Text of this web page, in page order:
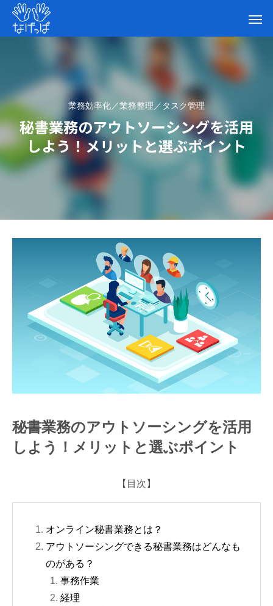
業務効率化／業務整理／タスク管理
秘書業務のアウトソーシングを活用
しよう！メリットと選ぶポイント
秘書業務のアウトソーシングを活用しよ
う！メリットと選ぶポイント
秘書業務のアウトソーシングを活用
しよう！メリットと選ぶポイント
【目次】
オンライン秘書業務とは？
アウトソーシングできる秘書業務はどんなも
のがある？
事務作業
経理